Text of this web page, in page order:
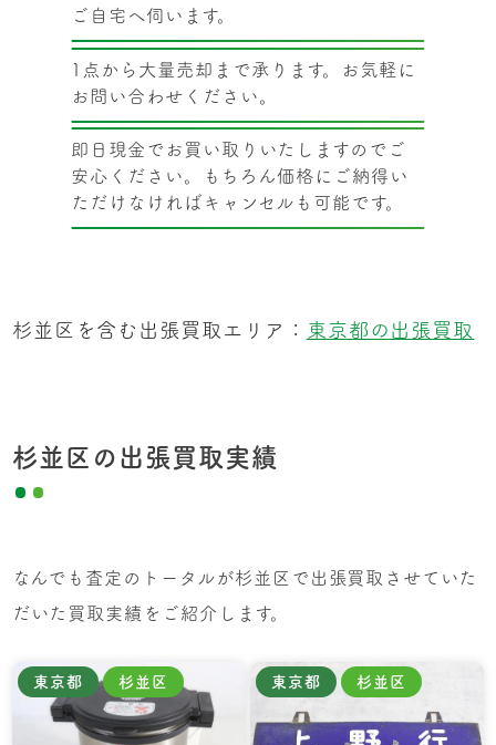
ご自宅へ伺います。
1点から大量売却まで承ります。お気軽に
お問い合わせください。
即日現金でお買い取りいたしますのでご
安心ください。もちろん価格にご納得い
ただけなければキャンセルも可能です。
杉並区を含む出張買取エリア： 東京都の出張買取
杉並区の出張買取実績
なんでも査定のトータルが杉並区で出張買取させていた
だいた買取実績をご紹介します。
東京都 杉並区 東京都 杉並区